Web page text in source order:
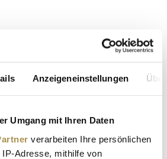
Anzeigeneinstellungen
Umgang mit Ihren Daten
verarbeiten Ihre persönlichen
Adresse, mithilfe von